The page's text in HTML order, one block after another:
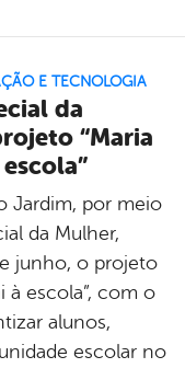
E TECNOLOGIA
da
“Maria
Jardim, por meio
da Mulher,
junho, o projeto
à escola”, com o
alunos,
escolar no